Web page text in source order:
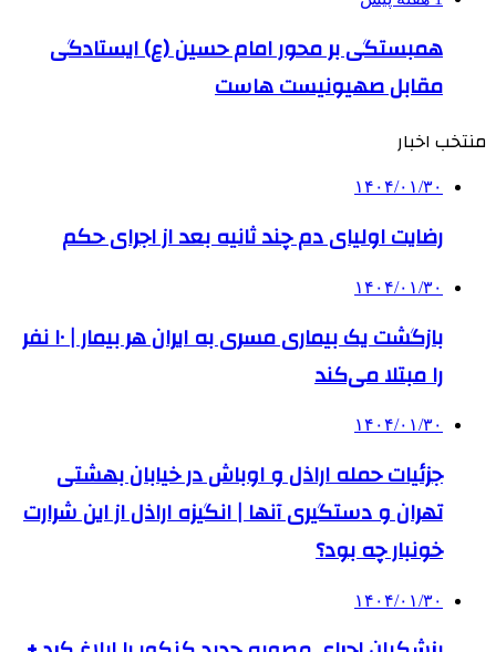
همبستگی بر محور امام حسین (ع) ایستادگی
مقابل صهیونیست هاست
منتخب اخبار
۱۴۰۴/۰۱/۳۰
رضایت اولیای دم چند ثانیه بعد از اجرای حکم
۱۴۰۴/۰۱/۳۰
بازگشت یک بیماری مسری به ایران هر بیمار | ۱۰ نفر
را مبتلا می‌کند
۱۴۰۴/۰۱/۳۰
جزئیات حمله اراذل و اوباش در خیابان بهشتی
تهران و دستگیری آنها | انگیزه اراذل از این شرارت
خونبار چه بود؟
۱۴۰۴/۰۱/۳۰